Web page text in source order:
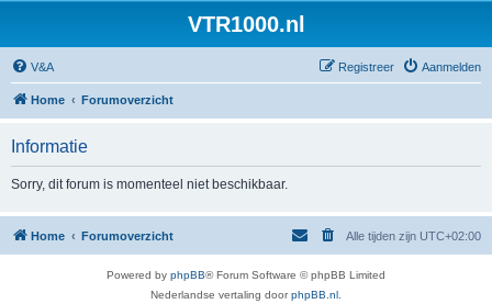
VTR1000.nl
V&A Aanmelden
Registreer
Home Forumoverzicht
Informatie
Sorry, dit forum is momenteel niet beschikbaar.
Home Forumoverzicht Alle tijden zijn UTC+02:00
Powered by phpBB® Forum Software © phpBB Limited
Nederlandse vertaling doorphpBB.nl